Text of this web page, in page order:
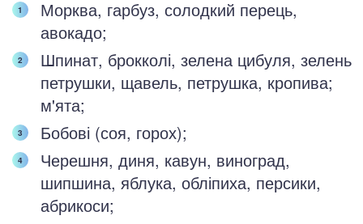
Морква, гарбуз, солодкий перець,
авокадо;
Шпинат, брокколі, зелена цибуля, зелень
петрушки, щавель, петрушка, кропива;
м'ята;
Бобові (соя, горох);
Черешня, диня, кавун, виноград,
шипшина, яблука, обліпиха, персики,
абрикоси;